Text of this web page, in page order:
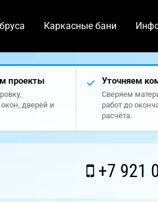
Каркасные бани
проекты
дверей и
Уточняем
Сверяем
работ до
расчёта.
+7 921